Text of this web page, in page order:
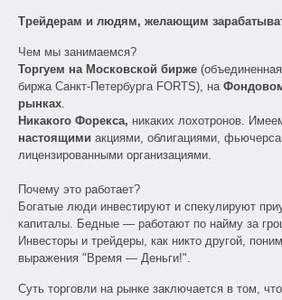
Трейдерам и людям, желающим
Чем мы занимаемся?
Торгуем на Московской бирже
биржа Санкт-Петербурга FORTS), на
рынках.
Никакого Форекса, никаких лохотронов.
настоящими акциями, облигациями,
лицензированными организациями.
Почему это работает?
Богатые люди инвестируют и спекулируют
капиталы. Бедные — работают по найму за
Инвесторы и трейдеры, как никто другой,
выражения "Время — Деньги!".
Суть торговли на рынке заключается в том,